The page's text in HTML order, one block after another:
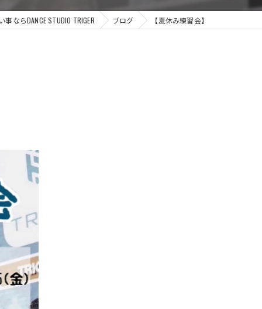
ならDANCE STUDIO TRIGER ブログ 【夏休み練習会】